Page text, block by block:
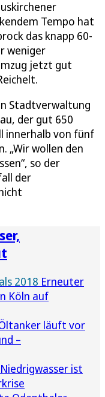
Tempo hat
das knapp 60-
weniger
jetzt gut
Stadtverwaltung
der gut 650
innerhalb von fünf
„Wir wollen den
so der
der
2018 Erneuter
Köln auf
läuft vor
–
ist